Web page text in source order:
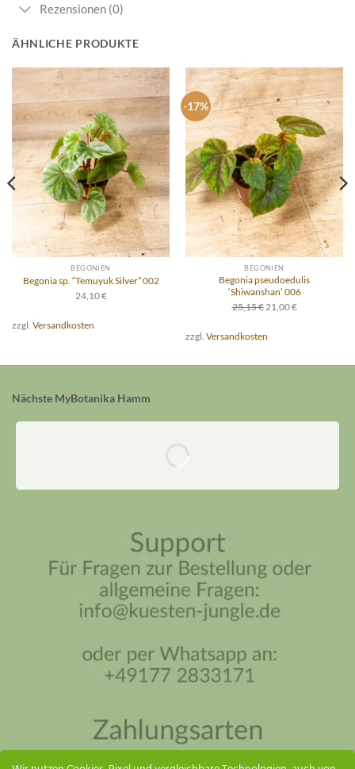
Rezensionen (0)
ÄHNLICHE PRODUKTE
BEGONIEN
Begonia sp. “Temuyuk Silver” 002
24,10€
zzgl. Versandkosten
-17%
BEGONIEN
Begonia pseudoedulis
‘Shiwanshan’ 006
25,15€ Ursprünglicher
war:
21,00€Aktueller
zzgl. Versandkosten
Nächste MyBotanika Hamm
Küsten Jungle Assistent